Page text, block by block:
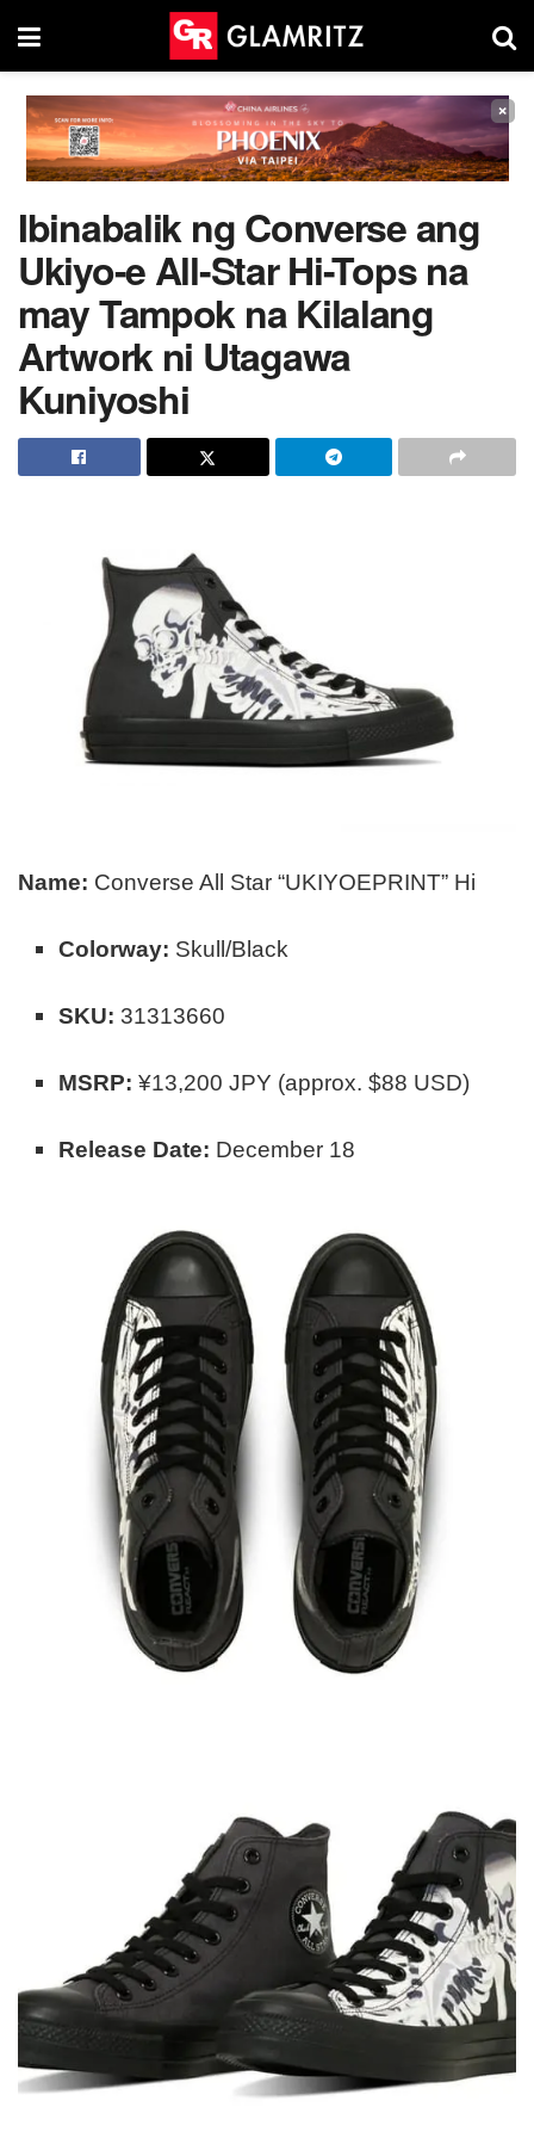
×
Ibinabalik ng Converse ang
Ukiyo-e All-Star Hi-Tops na
may Tampok na Kilalang
Artwork ni Utagawa
Kuniyoshi
Name: Converse All Star “UKIYOEPRINT” Hi
Colorway: Skull/Black
SKU: 31313660
MSRP: ¥13,200 JPY (approx. $88 USD)
Release Date: December 18